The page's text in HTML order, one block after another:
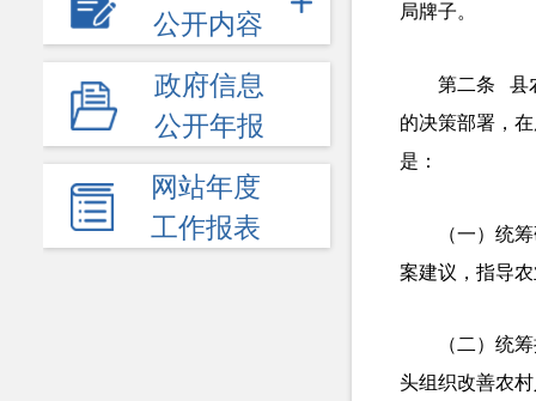
公开内容
政府信息
公开年报
网站年度
工作报表
局牌子。
第二条 县
的决策部署，
是：
（一）统
案建议，指导
（二）统
头组织改善农